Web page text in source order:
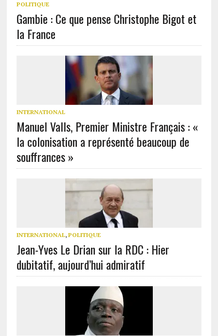
POLITIQUE
Gambie : Ce que pense Christophe Bigot et
la France
INTERNATIONAL
Manuel Valls, Premier Ministre Français : «
la colonisation a représenté beaucoup de
souffrances »
INTERNATIONAL, POLITIQUE
Jean-Yves Le Drian sur la RDC : Hier
dubitatif, aujourd’hui admiratif